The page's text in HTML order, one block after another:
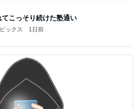
てこっそり続けた塾通い
ックス 1日前